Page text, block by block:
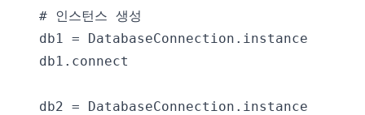
# 인스턴스 생성
db1 = DatabaseConnection.instance
db1.connect
db2 = DatabaseConnection.instance